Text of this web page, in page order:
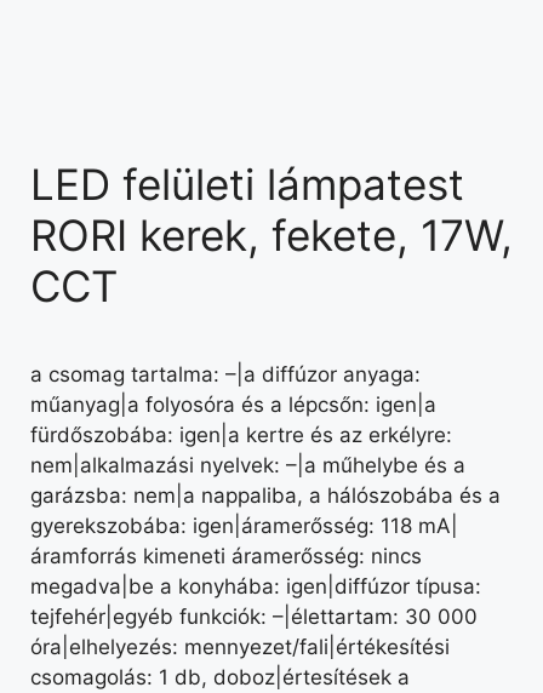
LED felületi lámpatest
RORI kerek, fekete, 17W,
CCT
a csomag tartalma: –|a diffúzor anyaga:
műanyag|a folyosóra és a lépcsőn: igen|a
fürdőszobába: igen|a kertre és az erkélyre:
nem|alkalmazási nyelvek: –|a műhelybe és a
garázsba: nem|a nappaliba, a hálószobába és a
gyerekszobába: igen|áramerősség: 118 mA|
áramforrás kimeneti áramerősség: nincs
megadva|be a konyhába: igen|diffúzor típusa:
tejfehér|egyéb funkciók: –|élettartam: 30 000
óra|elhelyezés: mennyezet/fali|értékesítési
csomagolás: 1 db, doboz|értesítések a